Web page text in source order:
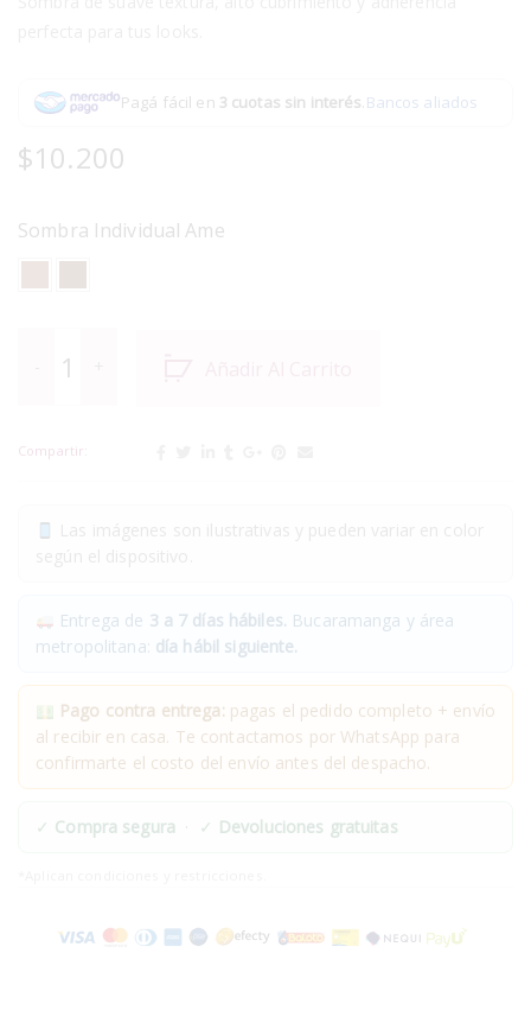
Pagá fácil en 3 cuotas sin interés.Bancos aliados
$10.200
Sombra Individual Ame
Compartir:
Entrega de 3 a 7 días hábiles. Bucaramanga y área
metropolitana: día hábil siguiente.
Pago contra entrega: pagas el pedido completo + envío
al recibir en casa. Te contactamos por WhatsApp para
confirmarte el costo del envío antes del despacho.
✓ Compra segura · ✓ Devoluciones gratuitas